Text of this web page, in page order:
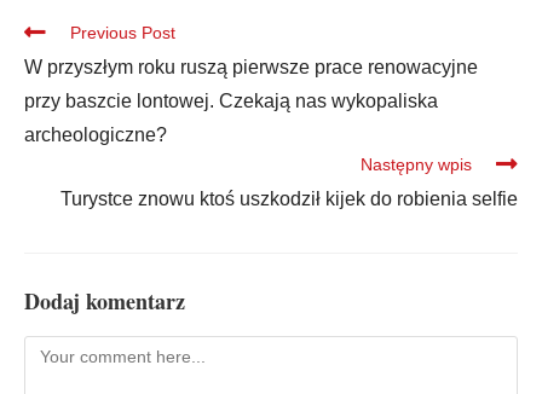
Previous Post
W przyszłym roku ruszą pierwsze prace renowacyjne
przy baszcie lontowej. Czekają nas wykopaliska
archeologiczne?
Następny wpis
Turystce znowu ktoś uszkodził kijek do robienia selfie
Dodaj komentarz